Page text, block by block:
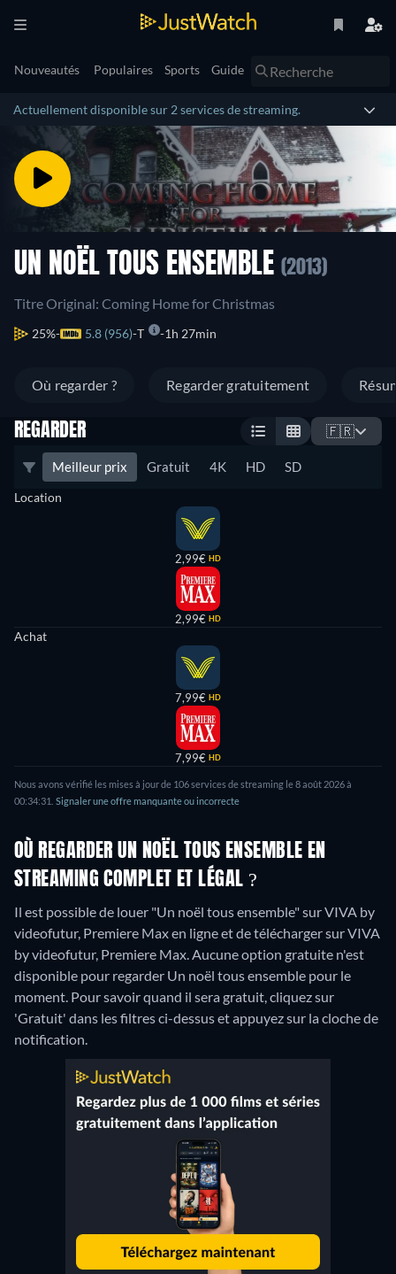
Nouveautés Populaires Sports Guide
Actuellement disponible sur 2 services de streaming.
UN NOËL TOUS ENSEMBLE (2013)
Titre Original: Coming Home for Christmas
25% 5.8 (956) T 1h 27min
Où regarder ? Regarder gratuitement
REGARDER 🇫🇷
Meilleur prix Gratuit 4K HD SD
Location
2,99€ HD
2,99€ HD
Achat
7,99€ HD
7,99€ HD
Nous avons vérifié les mises à jour de 106 services de streaming le 8 août 2026 à
00:34:31. Signaler une offre manquante ou incorrecte
OÙ REGARDER UN NOËL TOUS ENSEMBLE EN
STREAMING COMPLET ET LÉGAL ?
Il est possible de louer "Un noël tous ensemble" sur VIVA by
videofutur, Premiere Max en ligne et de télécharger sur VIVA
by videofutur, Premiere Max.Aucune option gratuite n'est
disponible pour regarder Un noël tous ensemble pour le
moment. Pour savoir quand il sera gratuit, cliquez sur
'Gratuit' dans les filtres ci-dessus et appuyez sur la cloche de
notification.